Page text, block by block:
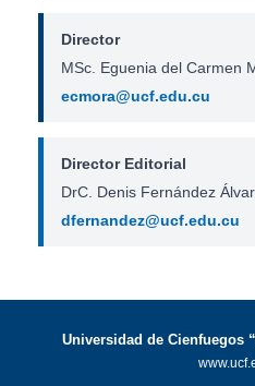
Director
MSc. Eguenia del Carmen
ecmora@ucf.edu.cu
Director Editorial
DrC. Denis Fernández
dfernandez@ucf.edu.cu
Universidad de Cienfuegos